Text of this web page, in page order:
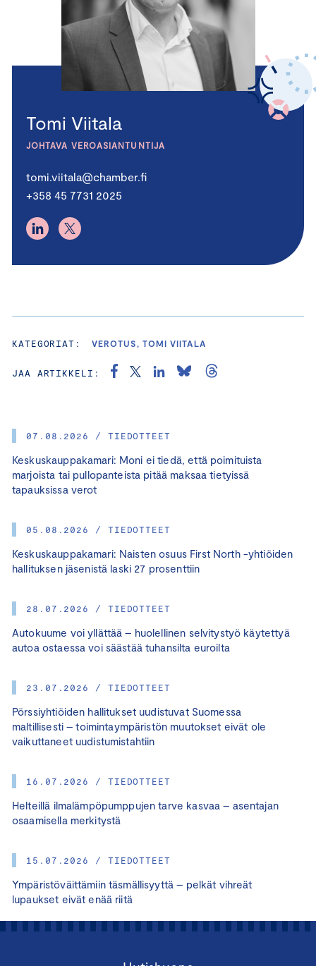
07.08.2026 / TIEDOTTEET
Keskuskauppakamari: Moni ei tiedä, että poimituista
marjoista tai pullopanteista pitää maksaa tietyissä
tapauksissa verot
05.08.2026 / TIEDOTTEET
Keskuskauppakamari: Naisten osuus First North -yhtiöiden
hallituksen jäsenistä laski 27 prosenttiin
28.07.2026 / TIEDOTTEET
Autokuume voi yllättää – huolellinen selvitystyö käytettyä
autoa ostaessa voi säästää tuhansilta euroilta
23.07.2026 / TIEDOTTEET
Pörssiyhtiöiden hallitukset uudistuvat Suomessa
maltillisesti – toimintaympäristön muutokset eivät ole
vaikuttaneet uudistumistahtiin
16.07.2026 / TIEDOTTEET
Helteillä ilmalämpöpumppujen tarve kasvaa – asentajan
osaamisella merkitystä
15.07.2026 / TIEDOTTEET
Ympäristöväittämiin täsmällisyyttä – pelkät vihreät
lupaukset eivät enää riitä
Tomi Viitala
JOHTAVA VEROASIANTUNTIJA
tomi.viitala@chamber.fi
+358 45 7731 2025
KATEGORIAT: VEROTUS, TOMI VIITALA
JAA ARTIKKELI: